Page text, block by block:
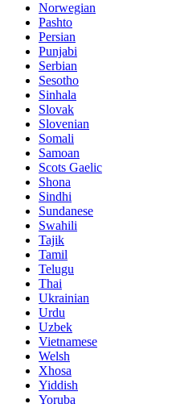
Norwegian
Pashto
Persian
Punjabi
Serbian
Sesotho
Sinhala
Slovak
Slovenian
Somali
Samoan
Scots Gaelic
Shona
Sindhi
Sundanese
Swahili
Tajik
Tamil
Telugu
Thai
Ukrainian
Urdu
Uzbek
Vietnamese
Welsh
Xhosa
Yiddish
Yoruba